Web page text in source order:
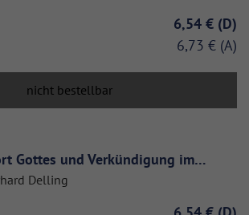
6,54 €
6,73 €
nicht bestellbar
Gottes und Verkündigung im…
Delling